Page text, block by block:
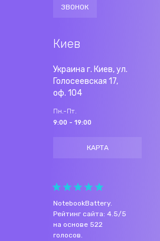
ЗВОНОК
Киев
Украина г. Киев, ул.
Голосеевская 17,
оф. 104
Пн.-Пт.
9:00 - 19:00
КАРТА
NotebookBattery.
Рейтинг сайта: 4.5/5
на основе 522
голосов.